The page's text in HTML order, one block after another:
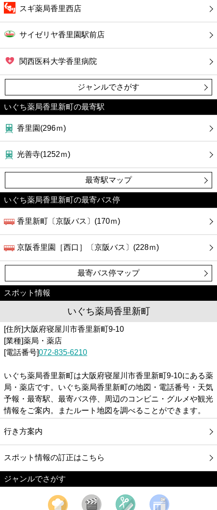
病院
ホテル
スギ薬局香里西店
サイゼリヤ香里園駅前店
関西医科大学香里病院
ジャンルでさがす
いぐち薬局香里新町の最寄駅
香里園(296ｍ)
光善寺(1252ｍ)
最寄駅マップ
いぐち薬局香里新町の最寄バス停
香里新町〔京阪バス〕(170ｍ)
京阪香里園［西口］〔京阪バス〕(228ｍ)
最寄バス停マップ
スポット情報
いぐち薬局香里新町
[住所]大阪府寝屋川市香里新町9-10
[業種]薬局・薬店
[電話番号]072-835-6210
いぐち薬局香里新町は大阪府寝屋川市香里新町9-10にある薬
局・薬店です。いぐち薬局香里新町の地図・電話番号・天気
予報・最寄駅、最寄バス停、周辺のコンビニ・グルメや観光
情報をご案内。またルート地図を調べることができます。
行き方案内
スポット情報の訂正はこちら
ジャンルでさがす